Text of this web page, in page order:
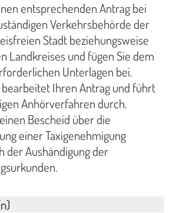
entsprechenden Antrag bei
Verkehrsbehörde der
Stadt beziehungsweise
Landkreises und fügen Sie dem
Unterlagen bei.
Ihren Antrag und führt
Anhörverfahren durch.
Bescheid über die
einer Taxigenehmigung
der Aushändigung der